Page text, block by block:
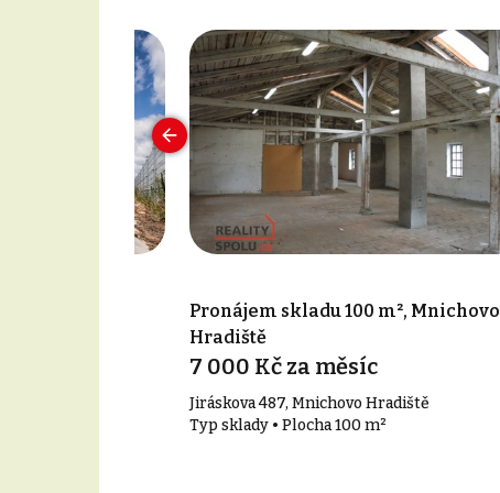
Pronájem skladu 100 m², Mnichovo
Hradiště
7 000 Kč za měsíc
Jiráskova 487, Mnichovo Hradiště
Typ sklady • Plocha 100 m²